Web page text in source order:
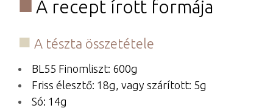
A recept írott formája
A tészta összetétele
BL55 Finomliszt: 600g
Friss élesztő: 18g, vagy szárított: 5g
Só: 14g